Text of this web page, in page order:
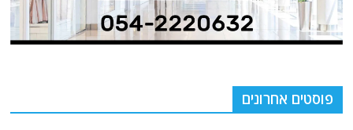
פוסטים אחרונים